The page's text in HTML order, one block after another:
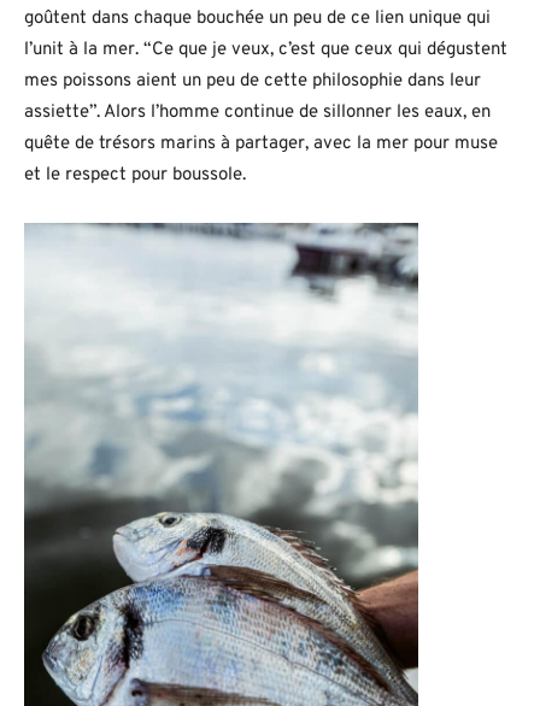
goûtent dans chaque bouchée un peu de ce lien unique qui
l’unit à la mer. “Ce que je veux, c’est que ceux qui dégustent
mes poissons aient un peu de cette philosophie dans leur
assiette”. Alors l’homme continue de sillonner les eaux, en
quête de trésors marins à partager, avec la mer pour muse
et le respect pour boussole.